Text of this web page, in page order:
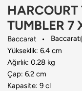
TUMBLER 7
Baccarat Baccarat
Yükseklik: 6.4 cm
Ağırlık: 0.28 kg
Çap: 6.2 cm
Kapasite: 9 cl